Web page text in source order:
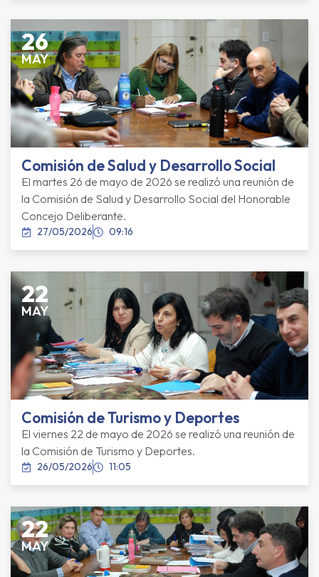
26
MAY
Comisión de Salud y Desarrollo Social
El martes 26 de mayo de 2026 se realizó una reunión de
la Comisión de Salud y Desarrollo Social del Honorable
Concejo Deliberante.
27/05/2026 09:16
22
MAY
Comisión de Turismo y Deportes
El viernes 22 de mayo de 2026 se realizó una reunión de
la Comisión de Turismo y Deportes.
26/05/2026 11:05
22
MAY